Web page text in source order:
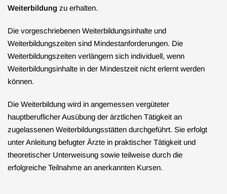
Weiterbildung zu erhalten.
Die vorgeschriebenen Weiterbildungsinhalte und
Weiterbildungszeiten sind Mindestanforderungen. Die
Weiterbildungszeiten verlängern sich individuell, wenn
Weiterbildungsinhalte in der Mindestzeit nicht erlernt werden
können.
Die Weiterbildung wird in angemessen vergüteter
hauptberuflicher Ausübung der ärztlichen Tätigkeit an
zugelassenen Weiterbildungsstätten durchgeführt. Sie erfolgt
unter Anleitung befugter Ärzte in praktischer Tätigkeit und
theoretischer Unterweisung sowie teilweise durch die
erfolgreiche Teilnahme an anerkannten Kursen.